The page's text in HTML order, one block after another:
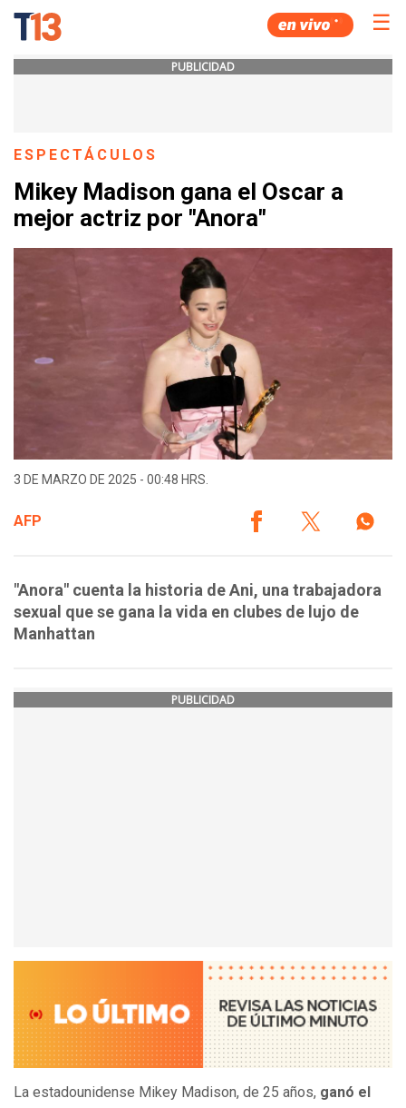
☰
PUBLICIDAD
ESPECTÁCULOS
Mikey Madison gana el Oscar a
mejor actriz por "Anora"
3 DE MARZO DE 2025 - 00:48 HRS.
AFP
"Anora" cuenta la historia de Ani, una trabajadora
sexual que se gana la vida en clubes de lujo de
Manhattan
PUBLICIDAD
La estadounidense Mikey Madison, de 25 años, ganó el